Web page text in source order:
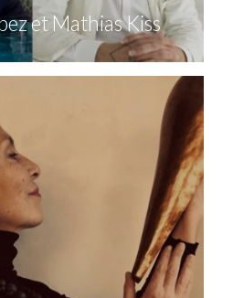
et Mathias Kiss